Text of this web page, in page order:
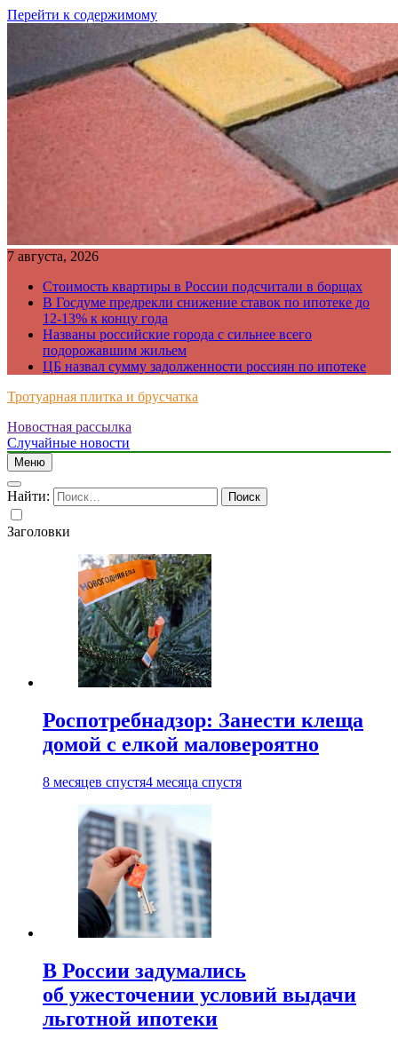
Перейти к содержимому
7 августа, 2026
Стоимость квартиры в России подсчитали в борщах
В Госдуме предрекли снижение ставок по ипотеке до
12-13% к концу года
Названы российские города с сильнее всего
подорожавшим жильем
ЦБ назвал сумму задолженности россиян по ипотеке
Тротуарная плитка и брусчатка
Just another WordPress site
Новостная рассылка
Случайные новости
Меню
Найти:
Заголовки
Роспотребнадзор: Занести клеща
домой с елкой маловероятно
8 месяцев спустя4 месяца спустя
В России задумались
об ужесточении условий выдачи
льготной ипотеки